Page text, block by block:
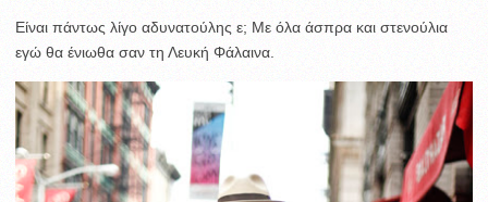
Είναι πάντως λίγο αδυνατούλης ε; Με όλα άσπρα και στενούλια
εγώ θα ένιωθα σαν τη Λευκή Φάλαινα.